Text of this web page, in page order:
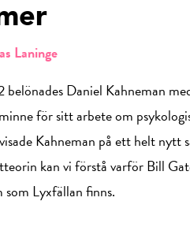
Laninge
Daniel Kahneman
för sitt arbete om
Kahneman på ett helt nytt
kan vi förstå varför Bill
som Lyxfällan finns.